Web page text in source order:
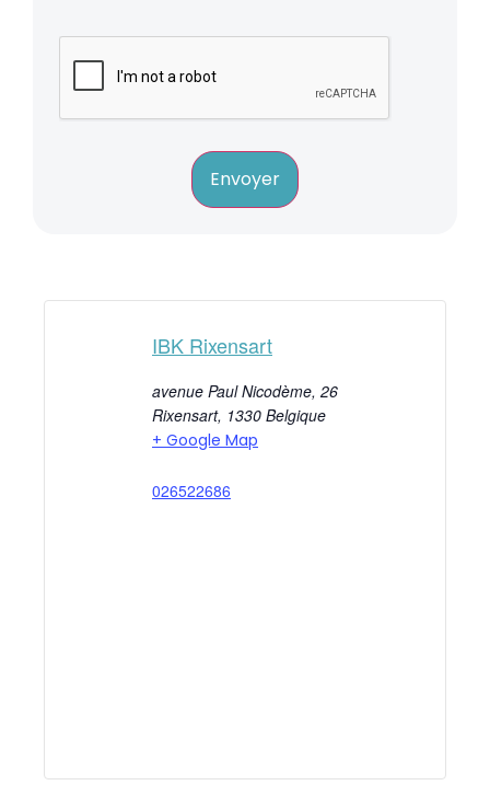
Envoyer
IBK Rixensart
avenue Paul Nicodème, 26
Rixensart, 1330 Belgique
+ Google Map
026522686